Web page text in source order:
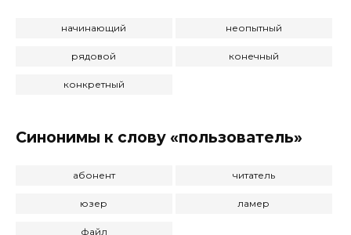
начинающий неопытный
рядовой конечный
конкретный
Синонимы к слову «пользователь»
абонент читатель
юзер ламер
файл